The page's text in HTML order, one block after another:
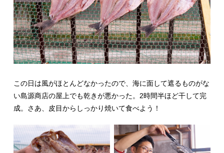
この日は風がほとんどなかったので、海に面して遮るものがな
い島源商店の屋上でも乾きが悪かった。2時間半ほど干して完
成。さあ、皮目からしっかり焼いて食べよう！